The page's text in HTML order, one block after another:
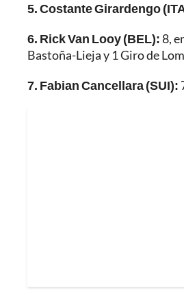
5. Costante Girardengo
6. Rick Van Looy (BEL):8,
Bastoña-Lieja y 1 Giro de
7. Fabian Cancellara (SUI):